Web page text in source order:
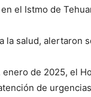
el Istmo de
la salud, alertaron
de 2025, el
de